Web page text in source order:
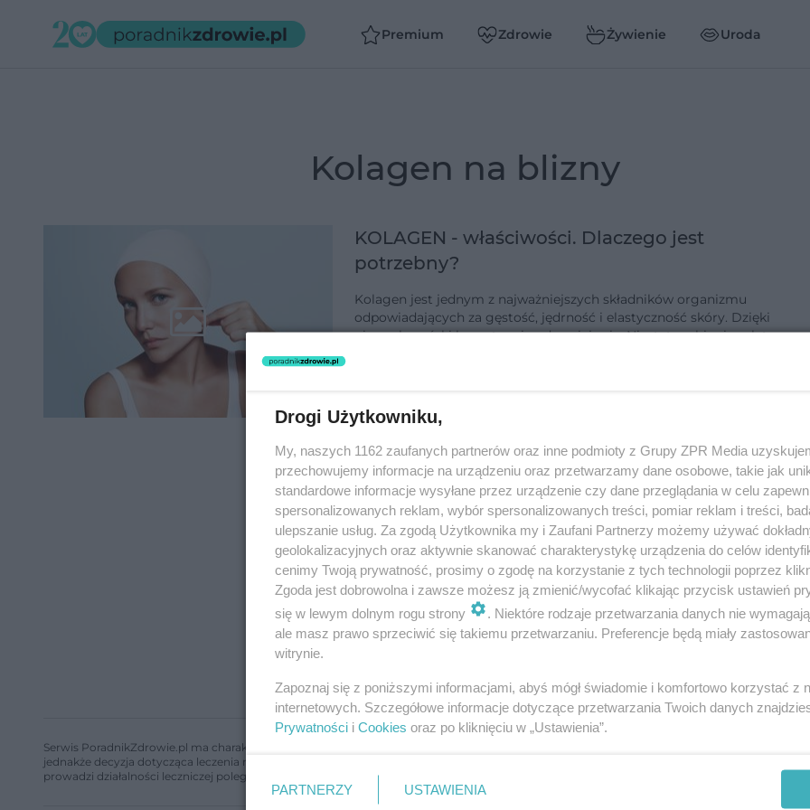
Premium Zdrowie Żywienie Uroda
kolagen na blizny
KOLAGEN - właściwości. Dlaczego jest
potrzebny?
Kolagen jest jednym z najważniejszych składników organizmu
odpowiadających za gęstość, jędrność i elastyczność skóry. Dzięki
niemu komórki bezustannie odnawiają się. Niestety, z biegiem lat
Serwis PoradnikZdrowie.pl ma charakter edukacyjny, nie stanowi i nie zastępuje porady lekarskiej. Redakcja serwisu dokłada wszelkich
jednakże decyzja dotycząca leczenia należy do lekarza. Redakcja i wydawca serwisu nie ponoszą odpowiedzialności wynikającej z
prowadzi działalności leczniczej polegającej na udzielaniu świadczeń zdrowotnych w rozumieniu art. 3 ust 1 ustawy o działalności leczniczej.
Drogi Użytkowniku,
My, naszych 1162 zaufanych partnerów oraz inne podmioty z Grupy ZPR Media
przechowujemy informacje na urządzeniu oraz przetwarzamy dane osobowe, takie jak
standardowe informacje wysyłane przez urządzenie czy dane przeglądania w celu
spersonalizowanych reklam, wybór spersonalizowanych treści, pomiar reklam i treści,
ulepszanie usług. Za zgodą Użytkownika my i Zaufani Partnerzy możemy używać
geolokalizacyjnych oraz aktywnie skanować charakterystykę urządzenia do celów
cenimy Twoją prywatność, prosimy o zgodę na korzystanie z tych technologii poprzez
Zgoda jest dobrowolna i zawsze możesz ją zmienić/wycofać klikając przycisk ustawień
się w lewym dolnym rogu strony
. Niektóre rodzaje przetwarzania danych nie
ale masz prawo sprzeciwić się takiemu przetwarzaniu. Preferencje będą miały
witrynie.
Zapoznaj się z poniższymi informacjami, abyś mógł świadomie i komfortowo korzystać z
internetowych. Szczegółowe informacje dotyczące przetwarzania Twoich danych
Prywatności i Cookies oraz po kliknięciu w „Ustawienia”.
PARTNERZY USTAWIENIA